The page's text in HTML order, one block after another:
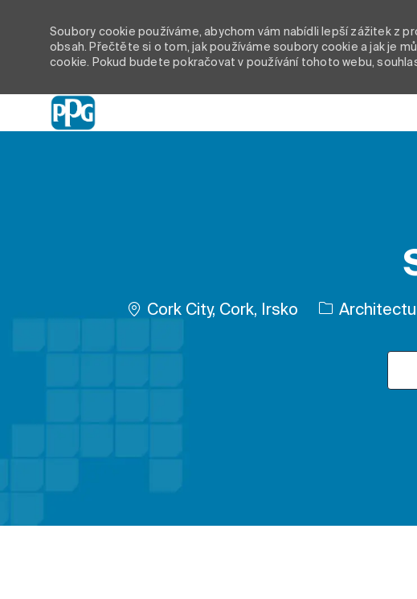
Soubory cookie používáme, abychom vám nabídli lepší zážitek z
obsah. Přečtěte si o tom, jak používáme soubory cookie a jak je
cookie. Pokud budete pokračovat v používání tohoto webu,
Umístění
Cork City, Cork, Irsko